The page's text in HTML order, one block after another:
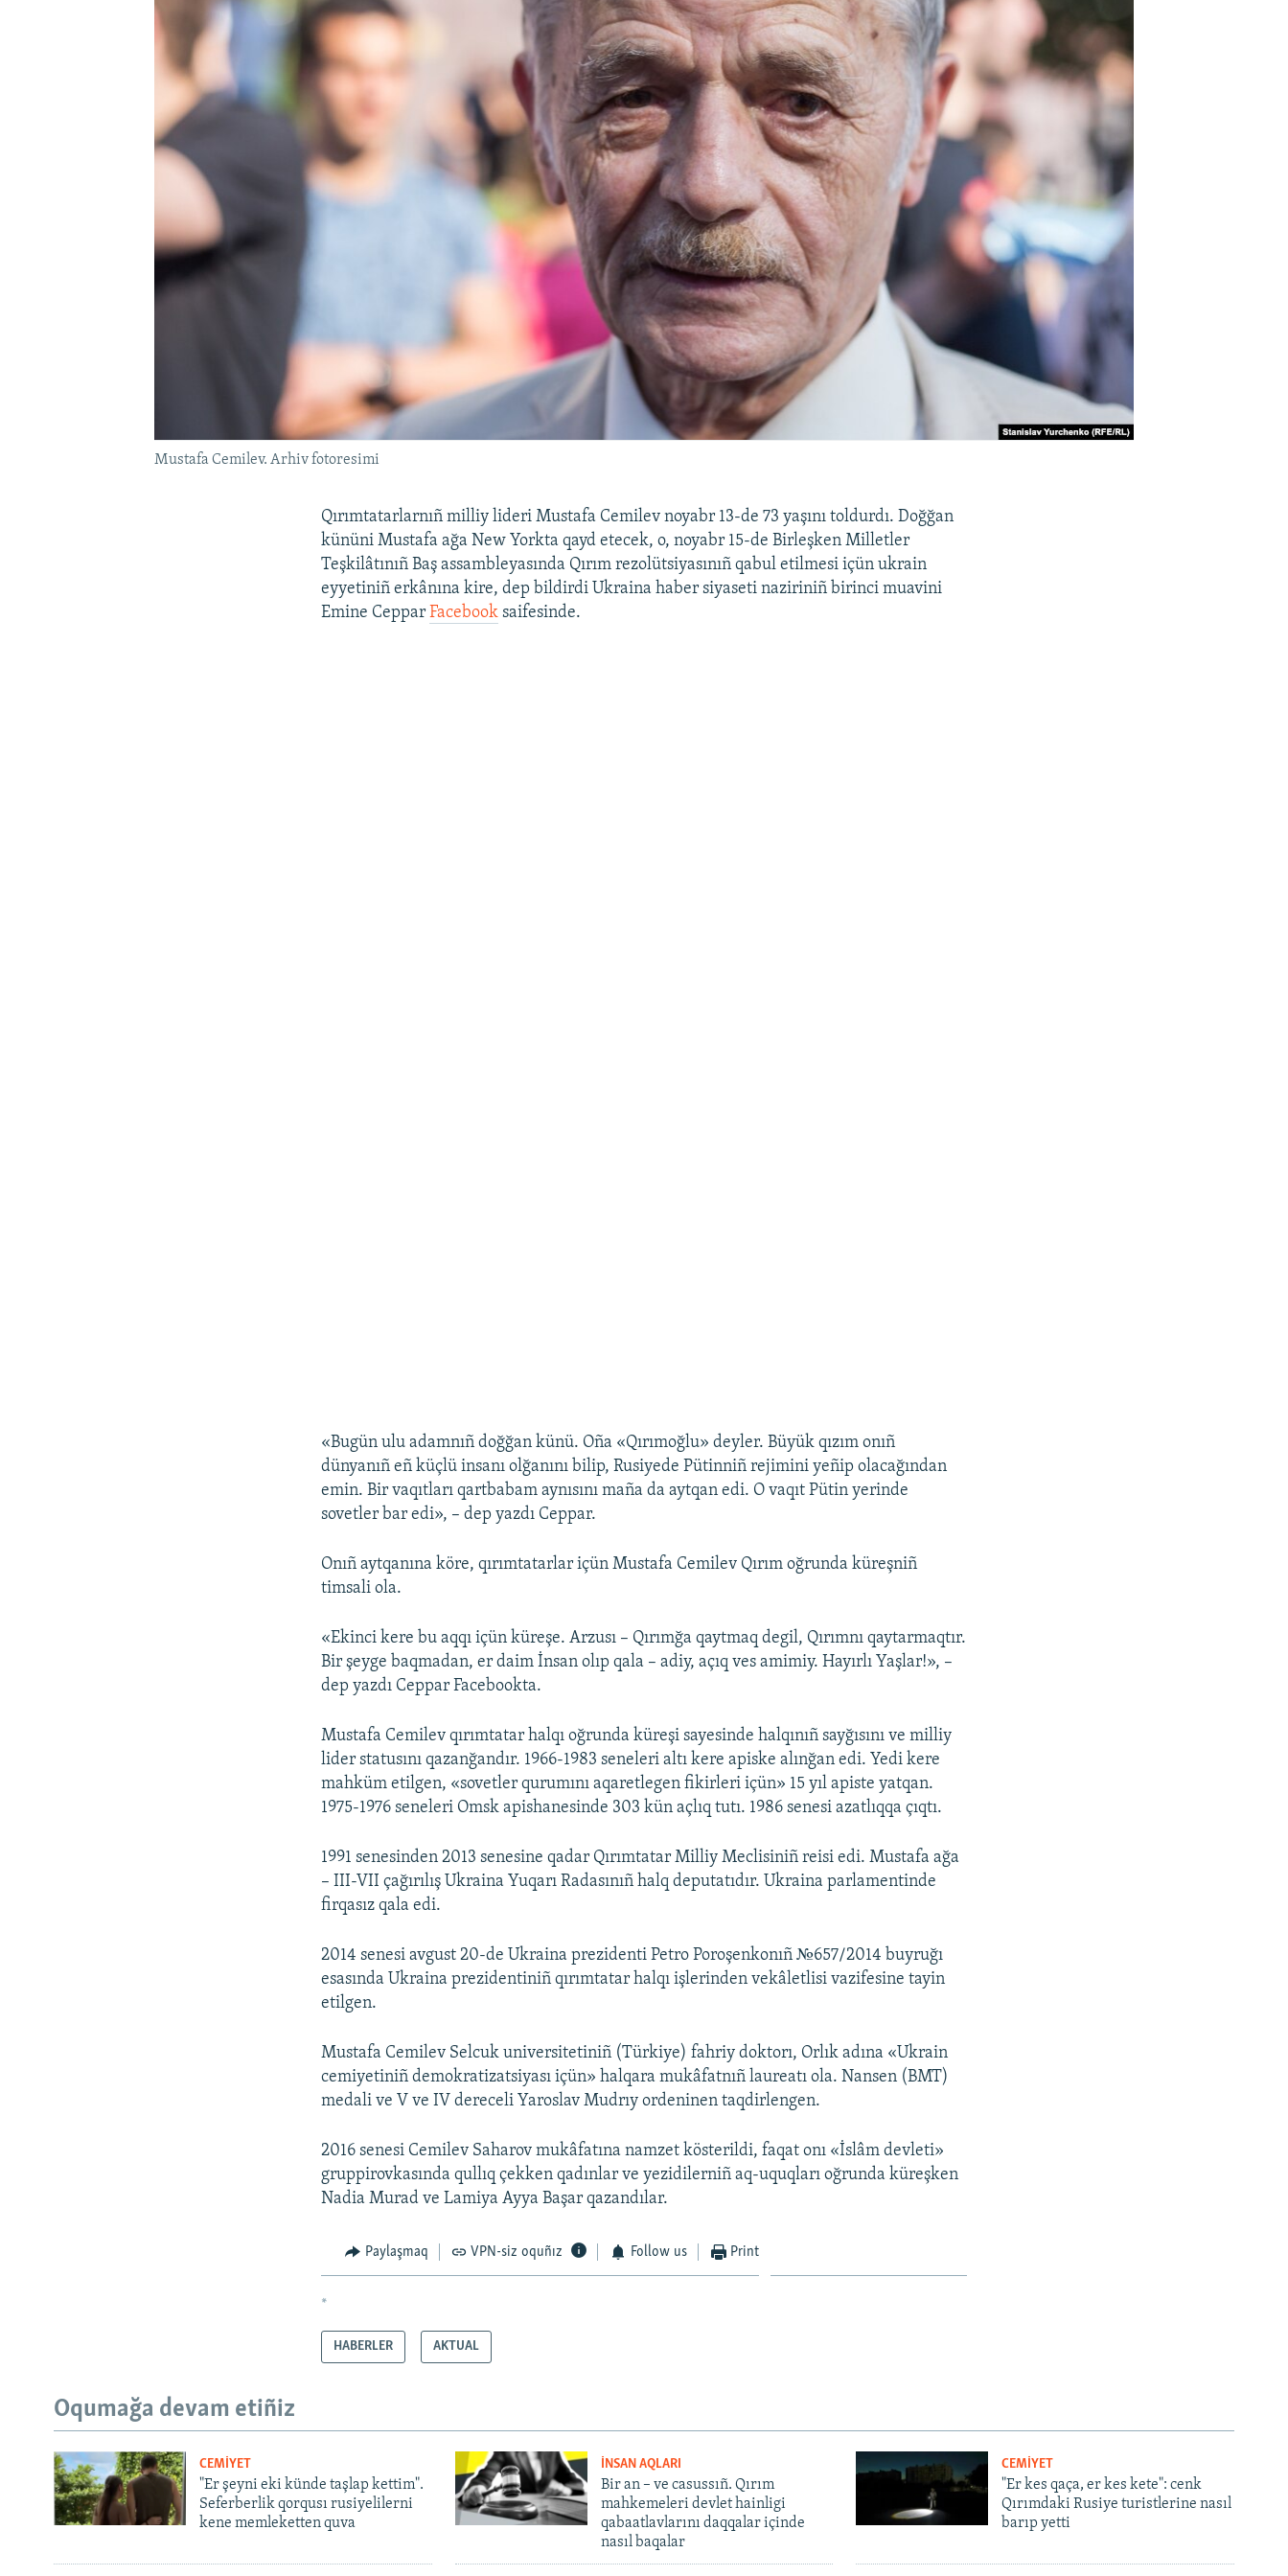
Mustafa Cemilev. Arhiv fotoresimi
Qırımtatarlarnıñ milliy lideri Mustafa Cemilev noyabr 13-de 73 yaşını toldurdı. Doğğan
kününi Mustafa ağa New Yorkta qayd etecek, o, noyabr 15-de Birleşken Milletler
Teşkilâtınıñ Baş assambleyasında Qırım rezolütsiyasınıñ qabul etilmesi içün ukrain
eyyetiniñ erkânına kire, dep bildirdi Ukraina haber siyaseti naziriniñ birinci muavini
Emine CepparFacebook saifesinde.
«Bugün ulu adamnıñ doğğan künü. Oña «Qırımoğlu» deyler. Büyük qızım onıñ
dünyanıñ eñ küçlü insanı olğanını bilip, Rusiyede Pütinniñ rejimini yeñip olacağından
emin. Bir vaqıtları qartbabam aynısını maña da aytqan edi. O vaqıt Pütin yerinde
sovetler bar edi», – dep yazdı Ceppar.
Onıñ aytqanına köre, qırımtatarlar içün Mustafa Cemilev Qırım oğrunda küreşniñ
timsali ola.
«Ekinci kere bu aqqı içün küreşe. Arzusı – Qırımğa qaytmaq degil, Qırımnı qaytarmaqtır.
Bir şeyge baqmadan, er daim İnsan olıp qala – adiy, açıq ves amimiy. Hayırlı Yaşlar!», –
dep yazdı Ceppar Facebookta.
Mustafa Cemilev qırımtatar halqı oğrunda küreşi sayesinde halqınıñ sayğısını ve milliy
lider statusını qazanğandır. 1966-1983 seneleri altı kere apiske alınğan edi. Yedi kere
mahküm etilgen, «sovetler qurumını aqaretlegen fikirleri içün» 15 yıl apiste yatqan.
1975-1976 seneleri Omsk apishanesinde 303 kün açlıq tutı. 1986 senesi azatlıqqa çıqtı.
1991 senesinden 2013 senesine qadar Qırımtatar Milliy Meclisiniñ reisi edi. Mustafa ağa
– III-VII çağırılış Ukraina Yuqarı Radasınıñ halq deputatıdır. Ukraina parlamentinde
firqasız qala edi.
2014 senesi avgust 20-de Ukraina prezidenti Petro Poroşenkonıñ №657/2014 buyruğı
esasında Ukraina prezidentiniñ qırımtatar halqı işlerinden vekâletlisi vazifesine tayin
etilgen.
Mustafa Cemilev Selcuk universitetiniñ (Türkiye) fahriy doktorı, Orlık adına «Ukrain
cemiyetiniñ demokratizatsiyası içün» halqara mukâfatnıñ laureatı ola. Nansen (BMT)
medali ve V ve IV dereceli Yaroslav Mudrıy ordeninen taqdirlengen.
2016 senesi Cemilev Saharov mukâfatına namzet kösterildi, faqat onı «İslâm devleti»
gruppirovkasında qullıq çekken qadınlar ve yezidilerniñ aq-uquqları oğrunda küreşken
Nadia Murad ve Lamiya Ayya Başar qazandılar.
Paylaşmaq VPN-siz oquñız Follow us Print
*
HABERLER AKTUAL
Oqumağa devam etiñiz
CEMİYET
"Er şeyni eki künde taşlap kettim".
Seferberlik qorqusı rusiyelilerni
kene memleketten quva
İNSAN AQLARI
Bir an – ve casussıñ. Qırım
mahkemeleri devlet hainligi
qabaatlavlarını daqqalar içinde
nasıl baqalar
CEMİYET
"Er kes qaça, er kes kete": cenk
Qırımdaki Rusiye turistlerine nasıl
barıp yetti